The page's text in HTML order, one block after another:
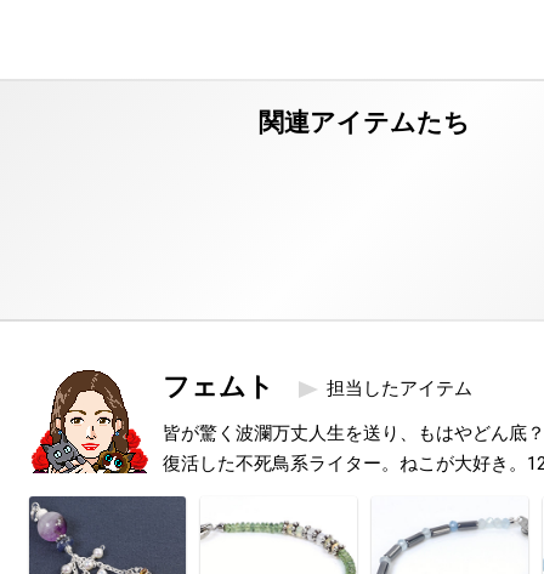
フェムト 担当したアイテム
皆が驚く波瀾万丈人生を送り、もはやどん底
復活した不死鳥系ライター。ねこが大好き。